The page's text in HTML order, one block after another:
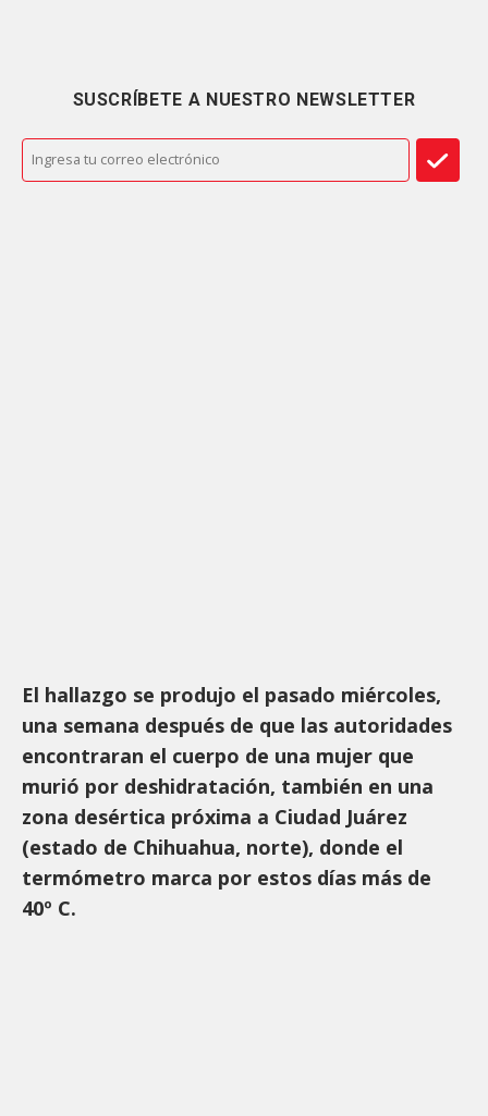
SUSCRÍBETE A NUESTRO NEWSLETTER
El hallazgo se produjo el pasado miércoles,
una semana después de que las autoridades
encontraran el cuerpo de una mujer que
murió por deshidratación, también en una
zona desértica próxima a Ciudad Juárez
(estado de Chihuahua, norte), donde el
termómetro marca por estos días más de
40º C.